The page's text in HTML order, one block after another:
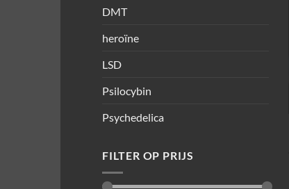
DMT
heroïne
LSD
Psilocybin
Psychedelica
FILTER OP PRIJS